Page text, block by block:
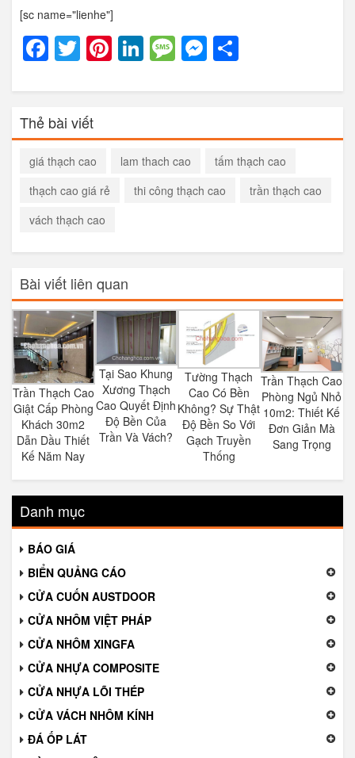
[sc name="lienhe"]
Facebook
Twitter
Pinterest
LinkedIn
Message
Messenger
Thẻ bài viết
giá thạch cao lam thach cao
tấm thạch cao
thạch cao giá rẻ
thi công thạch cao
trần thạch cao
vách thạch cao
Bài viết liên quan
Trần Thạch Cao
Giật Cấp Phòng
Khách 30m2
Dẫn Dầu Thiết
Kế Năm Nay
Tại Sao Khung
Xương Thạch
Cao Quyết Định
Độ Bền Của
Trần Và Vách?
Tường Thạch
Cao Có Bền
Không? Sự Thật
Độ Bền So Với
Gạch Truyền
Thống
Trần Thạch Cao
Phòng Ngủ Nhỏ
10m2: Thiết Kế
Đơn Giản Mà
Sang Trọng
Danh mục
BÁO GIÁ
BIỂN QUẢNG CÁO
CỬA CUỐN AUSTDOOR
CỬA NHÔM VIỆT PHÁP
CỬA NHÔM XINGFA
CỬA NHỰA COMPOSITE
CỬA NHỰA LÕI THÉP
CỬA VÁCH NHÔM KÍNH
ĐÁ ỐP LÁT